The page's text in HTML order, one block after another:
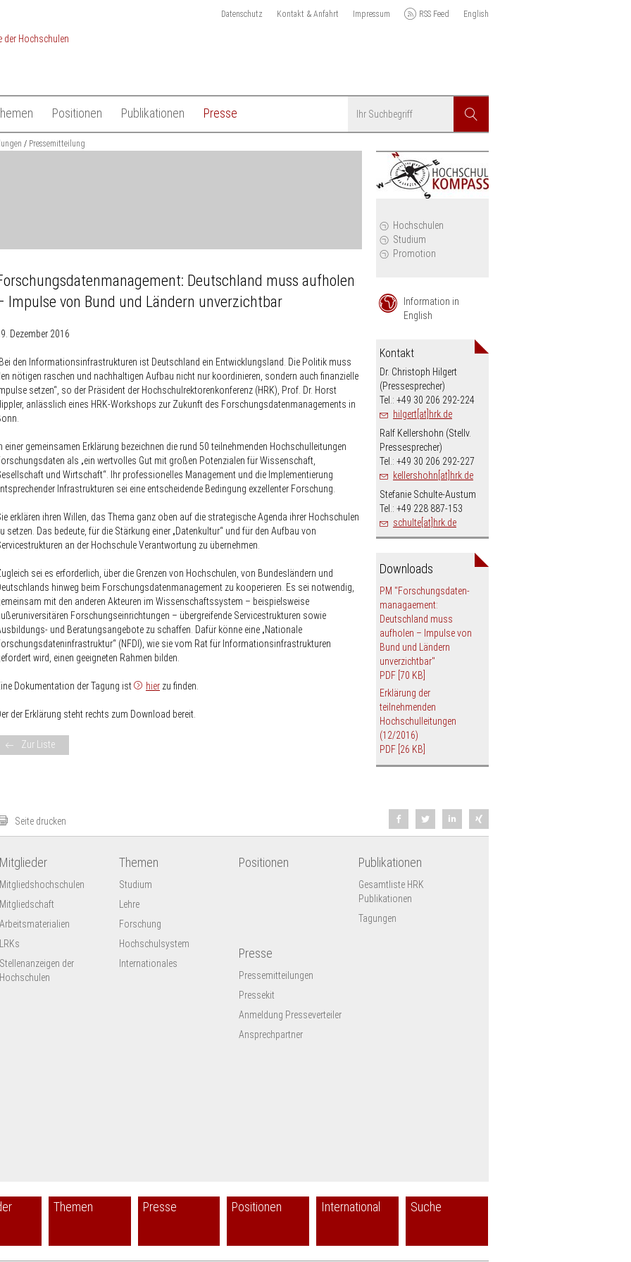
Datenschutz Kontakt & Anfahrt Impressum RSS Feed English
Suchen
Hochschulen
Studium
Positionen Publikationen Presse
Pressemitteilung
Deutschland muss aufholen
Impulse von Bund und Ländern unverzichtbar
Dezember 2016
den Informationsinfrastrukturen ist Deutschland ein Entwicklungsland. Die Politik muss
nötigen raschen und nachhaltigen Aufbau nicht nur koordinieren, sondern auch finanzielle
setzen“, so der Präsident der Hochschulrektorenkonferenz (HRK), Prof. Dr. Horst
anlässlich eines HRK-Workshops zur Zukunft des Forschungsdatenmanagements in
einer gemeinsamen Erklärung bezeichnen die rund 50 teilnehmenden Hochschulleitungen
als „ein wertvolles Gut mit großen Potenzialen für Wissenschaft,
und Wirtschaft“. Ihr professionelles Management und die Implementierung
Infrastrukturen sei eine entscheidende Bedingung exzellenter Forschung.
erklären ihren Willen, das Thema ganz oben auf die strategische Agenda ihrer Hochschulen
setzen. Das bedeute, für die Stärkung einer „Datenkultur“ und für den Aufbau von
an der Hochschule Verantwortung zu übernehmen.
sei es erforderlich, über die Grenzen von Hochschulen, von Bundesländern und
hinweg beim Forschungsdatenmanagement zu kooperieren. Es sei notwendig,
mit den anderen Akteuren im Wissenschaftssystem – beispielsweise
Forschungseinrichtungen – übergreifende Servicestrukturen sowie
und Beratungsangebote zu schaffen. Dafür könne eine „Nationale
(NFDI), wie sie vom Rat für Informationsinfrastrukturen
wird, einen geeigneten Rahmen bilden.
Dokumentation der Tagung ist hier zu finden.
der Erklärung steht rechts zum Download bereit.
Zur Liste
Hochschulen
Studium
Promotion
Information in
English
Kontakt
Dr. Christoph Hilgert
(Pressesprecher)
Tel.: +49 30 206 292-224
hilgert[at]hrk.de
Ralf Kellershohn (Stellv.
Pressesprecher)
Tel.: +49 30 206 292-227
kellershohn[at]hrk.de
Stefanie Schulte-Austum
Tel.: +49 228 887-153
schulte[at]hrk.de
Downloads
PM "Forschungsdaten-
managaement:
Deutschland muss
aufholen – Impulse von
Bund und Ländern
unverzichtbar"
PDF [70 KB]
Erklärung der
teilnehmenden
Hochschulleitungen
(12/2016)
PDF [26 KB]
Seite drucken
Mitglieder
Mitgliedshochschulen
Mitgliedschaft
Arbeitsmaterialien
LRKs
Stellenanzeigen der
Hochschulen
Themen
Studium
Lehre
Forschung
Hochschulsystem
Internationales
Positionen Publikationen
Gesamtliste HRK
Publikationen
Tagungen
Presse
Pressemitteilungen
Pressekit
Anmeldung Presseverteiler
Ansprechpartner
Themen Presse Positionen International Suche